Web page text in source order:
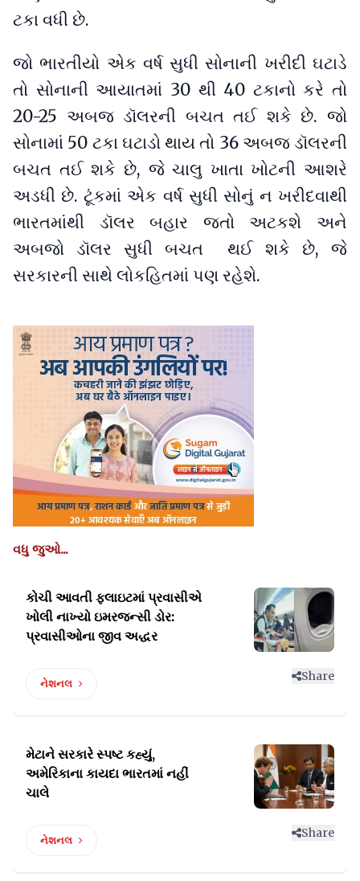
ટકા વધી છે.
જો ભારતીયો એક વર્ષ સુધી સોનાની ખરીદી ઘટાડે
તો સોનાની આયાતમાં 30 થી 40 ટકાનો કરે તો
20-25 અબજ ડૉલરની બચત તઈ શકે છે. જો
સોનામાં 50 ટકા ઘટાડો થાય તો 36 અબજ ડૉલરની
બચત તઈ શકે છે, જે ચાલુ ખાતા ખોટની આશરે
અડધી છે. ટૂંકમાં એક વર્ષ સુધી સોનું ન ખરીદવાથી
ભારતમાંથી ડૉલર બહાર જતો અટકશે અને
અબજો ડૉલર સુધી બચત થઈ શકે છે, જે
સરકારની સાથે લોકહિતમાં પણ રહેશે.
વધુ જુઓ...
કોચી આવતી ફલાઇટમાં પ્રવાસીએ
ખોલી નાખ્યો ઇમરજન્સી ડોર:
પ્રવાસીઓના જીવ અદ્ધર
નેશનલ
Share
મેટાને સરકારે સ્પષ્ટ કહ્યું,
અમેરિકાના કાયદા ભારતમાં નહીં
ચાલે
નેશનલ
Share